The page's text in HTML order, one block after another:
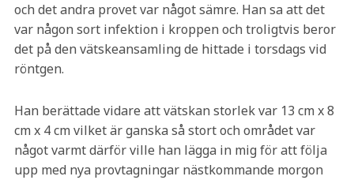
och det andra provet var något sämre. Han sa att det
var någon sort infektion i kroppen och troligtvis beror
det på den vätskeansamling de hittade i torsdags vid
röntgen.
Han berättade vidare att vätskan storlek var 13 cm x 8
cm x 4 cm vilket är ganska så stort och området var
något varmt därför ville han lägga in mig för att följa
upp med nya provtagningar nästkommande morgon